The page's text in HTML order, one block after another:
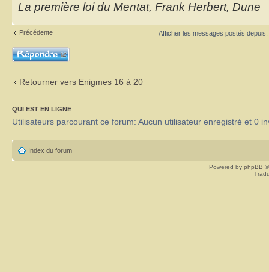
La première loi du Mentat, Frank Herbert, Dune
Précédente Afficher les messages postés depuis:
Répondre
Retourner vers Enigmes 16 à 20
QUI EST EN LIGNE
Utilisateurs parcourant ce forum: Aucun utilisateur enregistré et 0
Index du forum
Powered by phpBB